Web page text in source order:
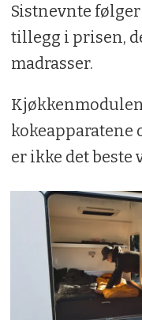
Sistnevnte
tillegg i prisen,
madrasser.
kokeapparatene
er ikke det beste